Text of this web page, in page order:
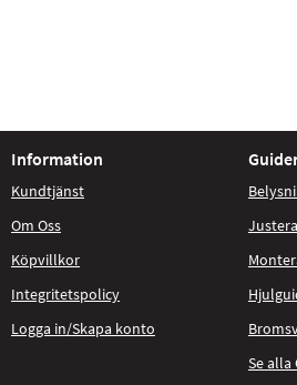
Information
Kundtjänst
Om Oss
Köpvillkor
Integritetspolicy
Logga in/Skapa konto
Se alla